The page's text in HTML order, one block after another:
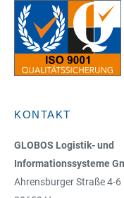
KONTAKT
GLOBOS Logistik- und
Informationssysteme
Ahrensburger Straße 4-6